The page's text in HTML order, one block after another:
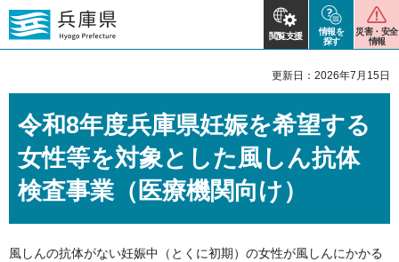
閲覧支援
情報を
探す
災害・安全
情報
更新日：2026年7月15日
令和8年度兵庫県妊娠を希望する
女性等を対象とした風しん抗体
検査事業（医療機関向け）
風しんの抗体がない妊娠中（とくに初期）の女性が風しんにかかる